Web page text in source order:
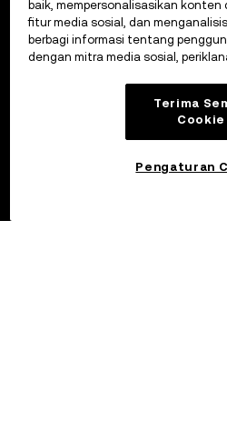
©2017 - 2026 OKX.COM
Lainnya dari OKX
baik, mempersonalisasikan konten
fitur media sosial, dan
berbagi informasi tentang
dengan mitra media sosial,
Terima
Cookie
Pengaturan